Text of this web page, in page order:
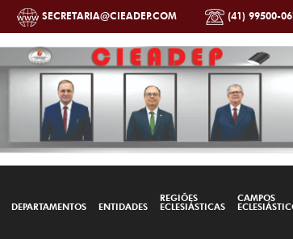
SECRETARIA@CIEADEP.COM (41) 99500-
DEPARTAMENTOS ENTIDADES
REGIÕES
ECLESIÁSTICAS
CAMPOS